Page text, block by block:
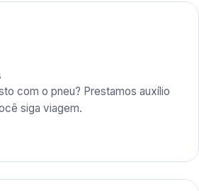
com o pneu? Prestamos auxílio
siga viagem.